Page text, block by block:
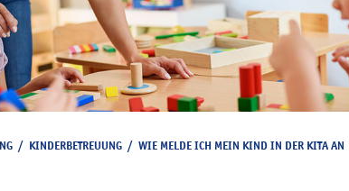
/ KINDERBETREUUNG / WIE MELDE ICH MEIN KIND IN DER KITA AN